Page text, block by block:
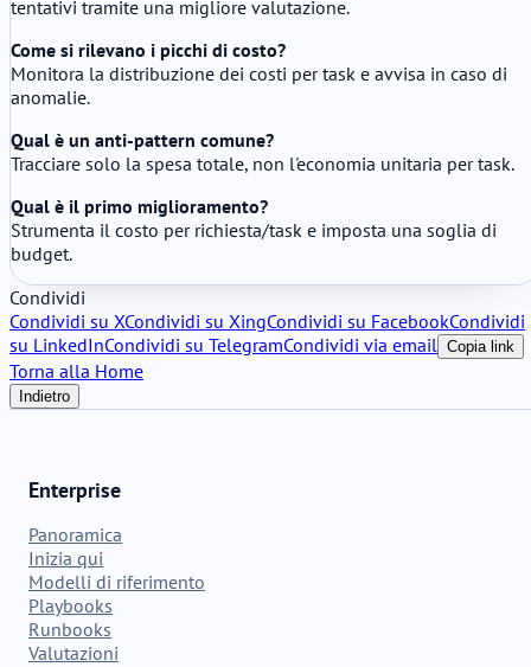
tentativi tramite una migliore valutazione.
Come si rilevano i picchi di costo?
Monitora la distribuzione dei costi per task e avvisa in caso di
anomalie.
Qual è un anti-pattern comune?
Tracciare solo la spesa totale, non l'economia unitaria per task.
Qual è il primo miglioramento?
Strumenta il costo per richiesta/task e imposta una soglia di
budget.
Condividi
Condividi su XCondividi su XingCondividi su FacebookCondividi
su LinkedInCondividi su TelegramCondividi via email Copia link
Torna alla Home
Indietro
Enterprise
Panoramica
Inizia qui
Modelli di riferimento
Playbooks
Runbooks
Valutazioni